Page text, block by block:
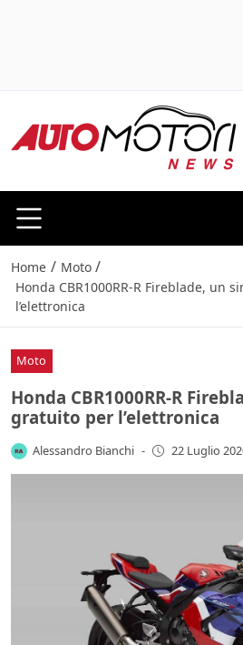
Home / Moto /
Honda CBR1000RR-R Fireblade, un
l’elettronica
Moto
Honda CBR1000RR-R
gratuito per l’elettronica
Alessandro Bianchi - 22 Luglio